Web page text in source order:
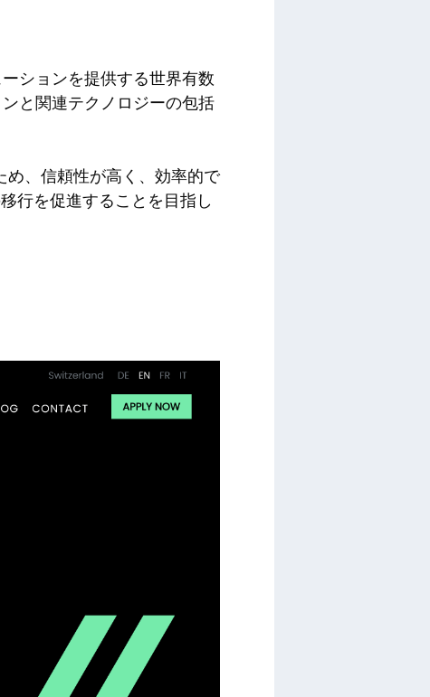
ションを提供する世界有数
と関連テクノロジーの包括
め、信頼性が高く、効率的で
行を促進することを目指し